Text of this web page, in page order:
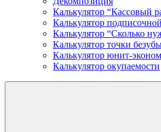
Калькулятор “Кассовый
Калькулятор
Калькулятор “Сколько
Калькулятор точки
Калькулятор юнит-
Калькулятор окупаемости